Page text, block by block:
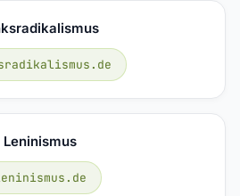
Leninismus